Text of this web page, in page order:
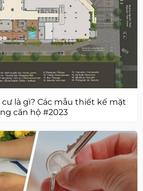
là gì? Các mẫu thiết kế mặt
căn hộ #2023